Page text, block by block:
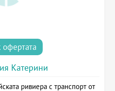
офертата
Катерини
ривиера с транспорт от